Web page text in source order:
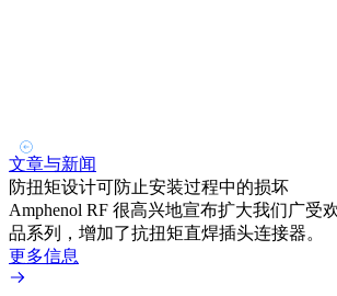
文章与新闻
防扭矩设计可防止安装过程中的损坏
Amphenol RF 很高兴地宣布扩大我们广受
品系列，增加了抗扭矩直焊插头连接器。
更多信息